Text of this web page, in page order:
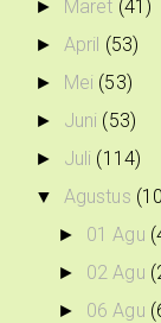
► Maret (41)
► April (53)
► Mei (53)
► Juni (53)
► Juli (114)
▼ Agustus
► 01 Agu
► 02 Agu
► 06 Agu